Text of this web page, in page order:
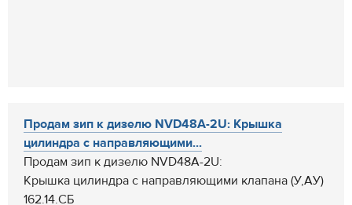
Продам зип к дизелю NVD48А-2U: Крышка
цилиндра с направляющими...
Продам зип к дизелю NVD48А-2U:
Крышка цилиндра с направляющими клапана (У,АУ)
162.14.СБ